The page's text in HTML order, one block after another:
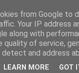
from Google to
Your IP address
along with
quality of service,
and address
LEARN MORE GOT